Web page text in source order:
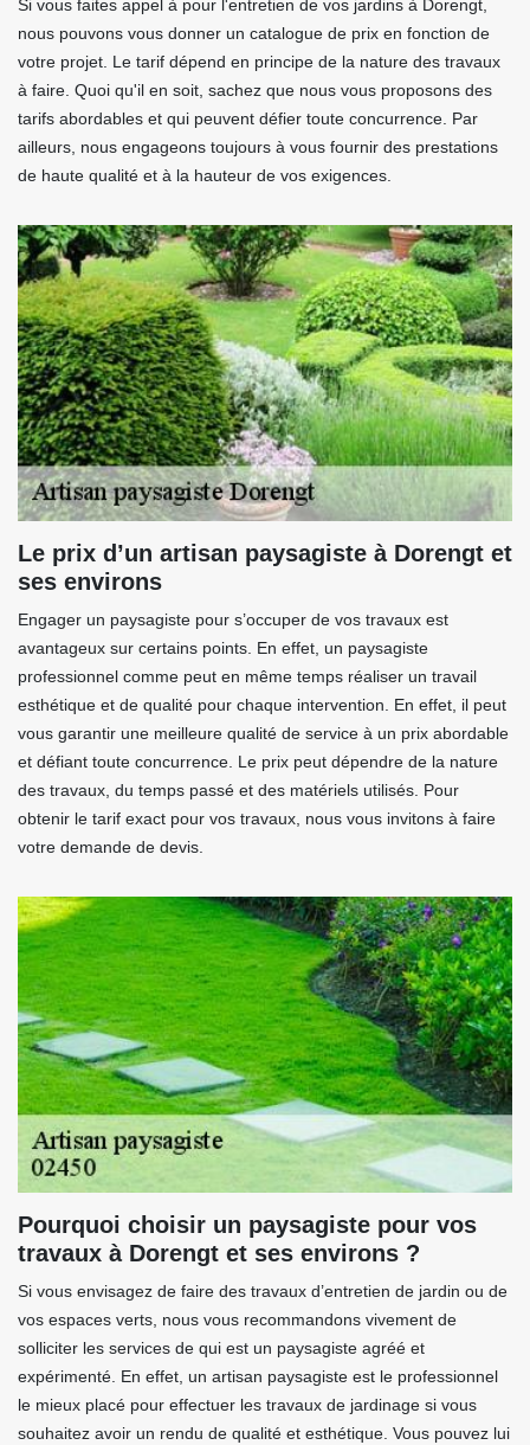
Si vous faites appel à pour l'entretien de vos jardins à Dorengt,
nous pouvons vous donner un catalogue de prix en fonction de
votre projet. Le tarif dépend en principe de la nature des travaux
à faire. Quoi qu'il en soit, sachez que nous vous proposons des
tarifs abordables et qui peuvent défier toute concurrence. Par
ailleurs, nous engageons toujours à vous fournir des prestations
de haute qualité et à la hauteur de vos exigences.
Le prix d’un artisan paysagiste à Dorengt et
ses environs
Engager un paysagiste pour s’occuper de vos travaux est
avantageux sur certains points. En effet, un paysagiste
professionnel comme peut en même temps réaliser un travail
esthétique et de qualité pour chaque intervention. En effet, il peut
vous garantir une meilleure qualité de service à un prix abordable
et défiant toute concurrence. Le prix peut dépendre de la nature
des travaux, du temps passé et des matériels utilisés. Pour
obtenir le tarif exact pour vos travaux, nous vous invitons à faire
votre demande de devis.
Pourquoi choisir un paysagiste pour vos
travaux à Dorengt et ses environs ?
Si vous envisagez de faire des travaux d’entretien de jardin ou de
vos espaces verts, nous vous recommandons vivement de
solliciter les services de qui est un paysagiste agréé et
expérimenté. En effet, un artisan paysagiste est le professionnel
le mieux placé pour effectuer les travaux de jardinage si vous
souhaitez avoir un rendu de qualité et esthétique. Vous pouvez lui